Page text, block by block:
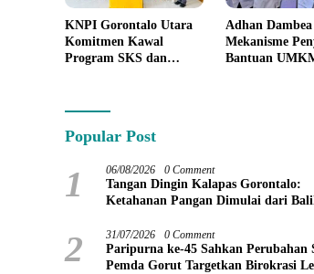
KNPI Gorontalo Utara
Komitmen Kawal
Program SKS dan
Adhan
Mekanisme
Bantuan
Popular Post
1 06/08/2026 0 Comment
Tangan Dingin Kalapas Gorontalo:
Ketahanan Pangan Dimulai dari
2 31/07/2026 0 Comment
Paripurna ke-45 Sahkan Perubahan
Pemda Gorut Targetkan Birokrasi